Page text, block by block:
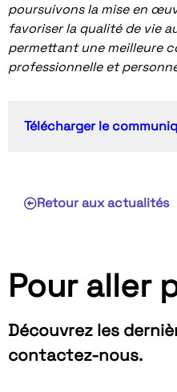
poursuivons la mise en
favoriser la qualité de vie
permettant une meilleure
professionnelle et
Télécharger le
Retour aux actualités
Pour aller
Découvrez les
contactez-nous.